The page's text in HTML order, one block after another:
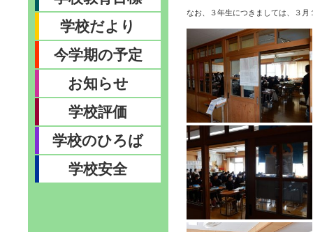
学校だより
今学期の予定
お知らせ
学校評価
学校のひろば
学校安全
なお、３年生につきましては、３